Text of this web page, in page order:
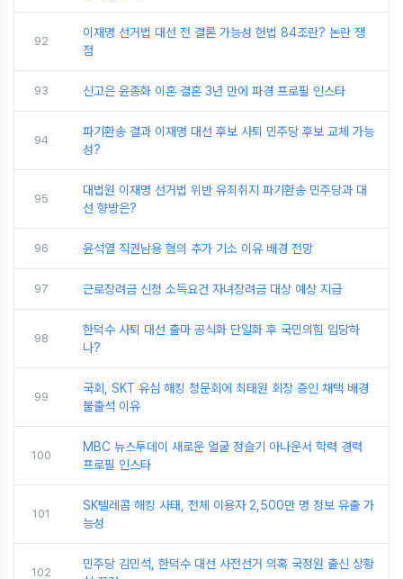
92
이재명 선거법 대선 전 결론 가능성 헌법 84조란? 논란 쟁
점
93 신고은 윤종화 이혼 결혼 3년 만에 파경 프로필 인스타
94
파기환송 결과 이재명 대선 후보 사퇴 민주당 후보 교체 가능
성?
95
대법원 이재명 선거법 위반 유죄취지 파기환송 민주당과 대
선 향방은?
96 윤석열 직권남용 혐의 추가 기소 이유 배경 전망
97 근로장려금 신청 소득요건 자녀장려금 대상 예상 지급
98
한덕수 사퇴 대선 출마 공식화 단일화 후 국민의힘 입당하
나?
99
국회, SKT 유심 해킹 청문회에 최태원 회장 증인 채택 배경
불출석 이유
100
MBC 뉴스투데이 새로운 얼굴 정슬기 아나운서 학력 경력
프로필 인스타
101
SK텔레콤 해킹 사태, 전체 이용자 2,500만 명 정보 유출 가
능성
102
민주당 김민석, 한덕수 대선 사전선거 의혹 국정원 출신 상황